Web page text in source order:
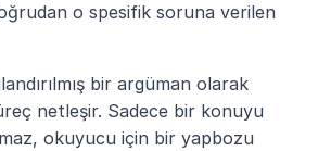
o spesifik soruna verilen
bir argüman olarak
netleşir. Sadece bir konuyu
okuyucu için bir yapbozu